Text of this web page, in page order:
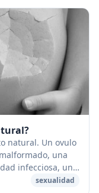
natural. Un ovulo
una
infecciosa, un
sexualidad